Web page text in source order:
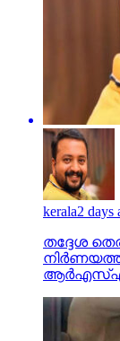
kerala2 days
തദ്ദേശ